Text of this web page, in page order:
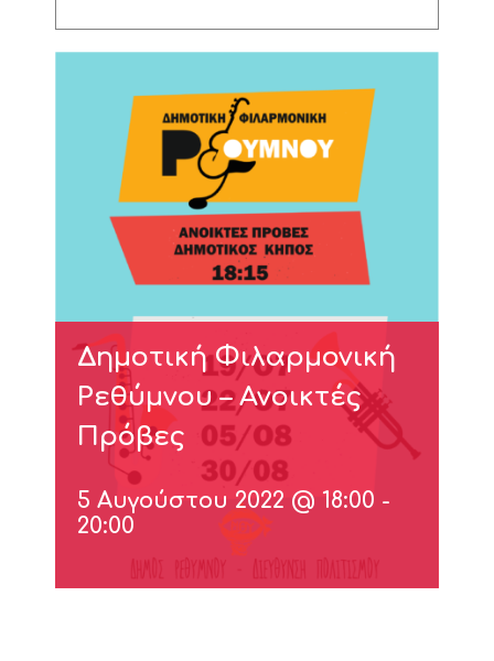
Δημοτική Φιλαρμονική
Ρεθύμνου – Ανοικτές
Πρόβες
5 Αυγούστου 2022 @ 18:00 -
20:00